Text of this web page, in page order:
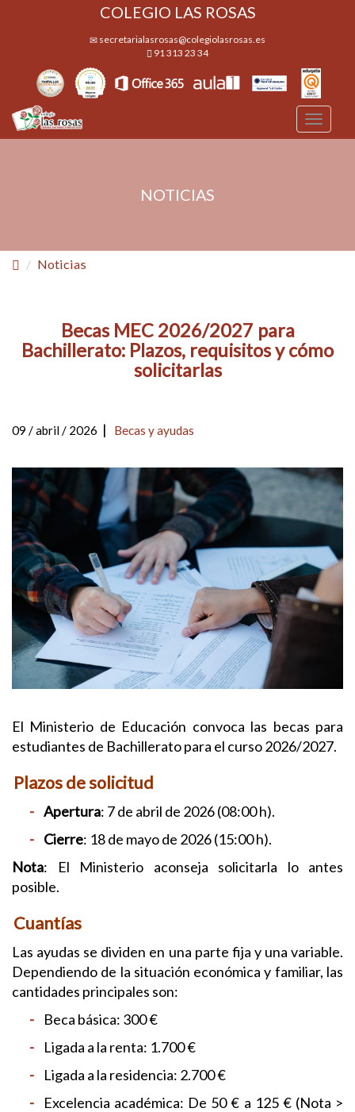
COLEGIO LAS ROSAS
secretarialasrosas@colegiolasrosas.es
91 313 23 34
NOTICIAS
Noticias
Becas MEC 2026/2027 para
Bachillerato: Plazos, requisitos y cómo
solicitarlas
09 / abril / 2026 | Becas y ayudas
El Ministerio de Educación convoca las becas para
estudiantes de Bachillerato para el curso 2026/2027.
Plazos de solicitud
Apertura: 7 de abril de 2026 (08:00 h).
Cierre: 18 de mayo de 2026 (15:00 h).
Nota: El Ministerio aconseja solicitarla lo antes
posible.
Cuantías
Las ayudas se dividen en una parte fija y una variable.
Dependiendo de la situación económica y familiar, las
cantidades principales son:
Beca básica: 300 €
Ligada a la renta: 1.700 €
Ligada a la residencia: 2.700 €
Excelencia académica: De 50 € a 125 € (Nota >